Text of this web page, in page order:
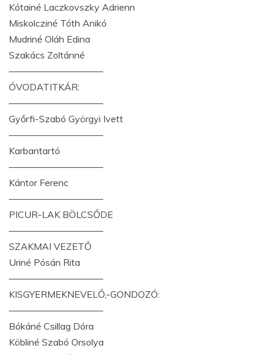
Kótainé Laczkovszky Adrienn
Miskolcziné Tóth Anikó
Mudriné Oláh Edina
Szakács Zoltánné
——————————
ÓVODATITKÁR:
——————————
Győrfi-Szabó Györgyi Ivett
——————————
Karbantartó
——————————
Kántor Ferenc
——————————
PICUR-LAK BÖLCSŐDE
——————————
SZAKMAI VEZETŐ
Uriné Pósán Rita
——————————
KISGYERMEKNEVELŐ,-GONDOZÓ:
——————————
Bókáné Csillag Dóra
Köbliné Szabó Orsolya